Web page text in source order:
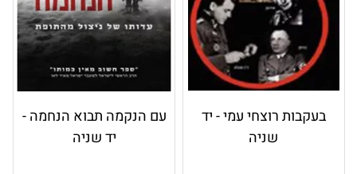
בעקבות רוצחי עמי - יד
שניה
עם הנקמה תבוא הנחמה -
יד שניה